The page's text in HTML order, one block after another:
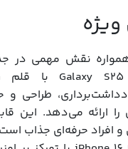
نقش مهمی در
طراحی و
ارائه می‌دهد. این
و افراد حرفه‌ای جذاب